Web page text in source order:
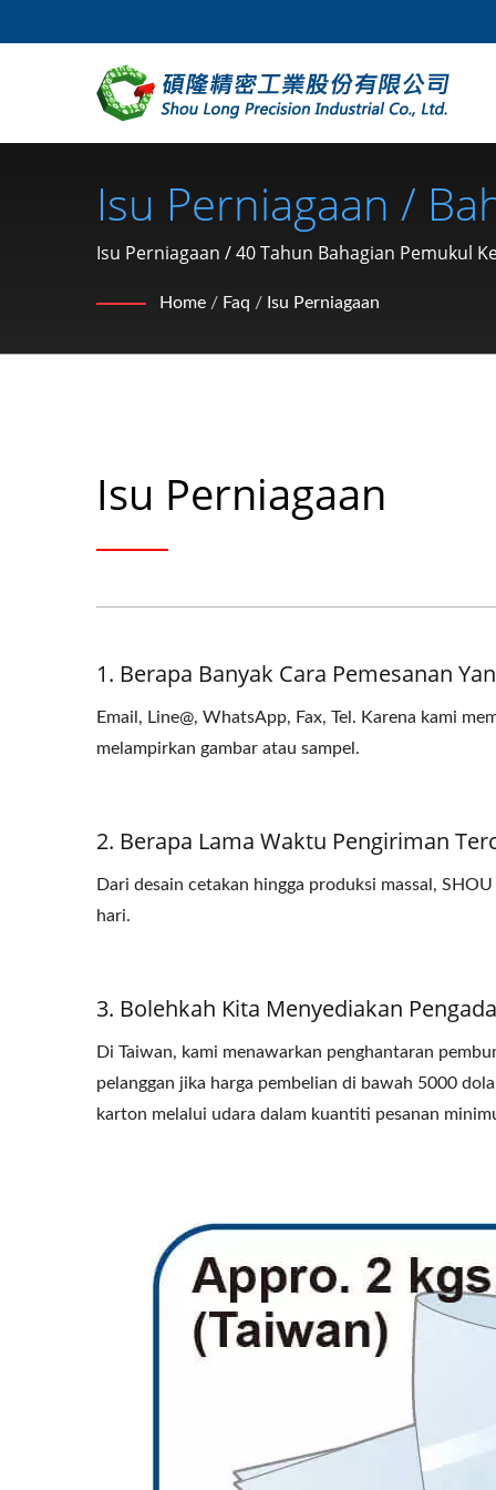
Isu Perniagaan /
Jenis Cincin
Pengeluar Sejak
Isu Perniagaan / 40 Tahun Bahagian Pemukul
Home / Faq / Isu Perniagaan
Isu Perniagaan
1. Berapa Banyak Cara Pemesanan
Email, Line@, WhatsApp, Fax, Tel. Karena kami
melampirkan gambar atau sampel.
2. Berapa Lama Waktu Pengiriman
Dari desain cetakan hingga produksi massal,
hari.
3. Bolehkah Kita Menyediakan
Di Taiwan, kami menawarkan penghantaran
pelanggan jika harga pembelian di bawah 5000
karton melalui udara dalam kuantiti pesanan